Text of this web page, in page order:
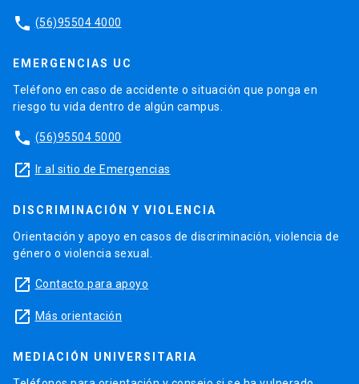
phone (56)95504 4000
EMERGENCIAS UC
Teléfono en caso de accidente o situación que ponga en
riesgo tu vida dentro de algún campus.
phone (56)95504 5000
launch Ir al sitio de Emergencias
DISCRIMINACIÓN Y VIOLENCIA
Orientación y apoyo en casos de discriminación, violencia de
género o violencia sexual.
launch Contacto para apoyo
launch Más orientación
MEDIACIÓN UNIVERSITARIA